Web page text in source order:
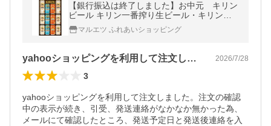
【銀行振込は終了しました】お中元 キリン
ビール キリン一番搾り生ビール・キリンビ
ール晴れ風・キリングッドエール３種セット
Ｋ―ＩＨＧ３（250_26夏）
マルエツ ふれあいショッピング
yahooショッピングを利用して注文し… 2026/7/28
3
yahooショッピングを利用して注文しました。注文の確認
中の表示が続き、引受、発送連絡がなかなか無かった為、
メールにて確認したところ、発送予定日と発送後連絡を入